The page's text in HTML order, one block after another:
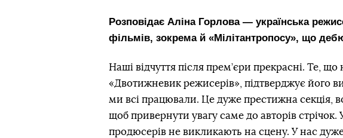
Розповідає Аліна Горлова — українська
фільмів, зокрема й «Мілітантропосу», що
Наші відчуття після прем’єри прекрасні. Те,
«Двотижневик режисерів», підтверджує його
ми всі працювали. Це дуже престижна секція,
щоб привернути увагу саме до авторів
продюсерів не викликають на сцену. У нас дуже